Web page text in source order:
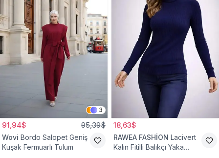
3
91,94$ 95,39$
Wovi Bordo Salopet Geniş
Kuşak Fermuarlı Tulum
18,63$
RAWEA FASHİON Lacivert
Kalın Fitilli Balıkçı Yaka